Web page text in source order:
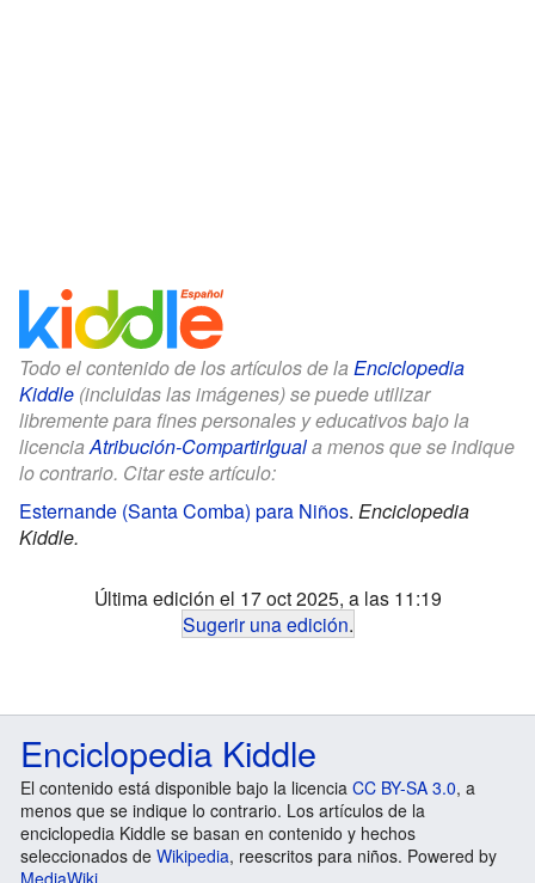
Todo el contenido de los artículos de la Enciclopedia
Kiddle (incluidas las imágenes) se puede utilizar
libremente para fines personales y educativos bajo la
licenciaAtribución-CompartirIguala menos que se indique
lo contrario. Citar este artículo:
Esternande (Santa Comba) para Niños. Enciclopedia
Kiddle.
Última edición el 17 oct 2025, a las 11:19
Sugerir una edición.
Enciclopedia Kiddle
El contenido está disponible bajo la licencia CC BY-SA 3.0, a
menos que se indique lo contrario. Los artículos de la
enciclopedia Kiddle se basan en contenido y hechos
seleccionados de Wikipedia, reescritos para niños. Powered by
MediaWiki